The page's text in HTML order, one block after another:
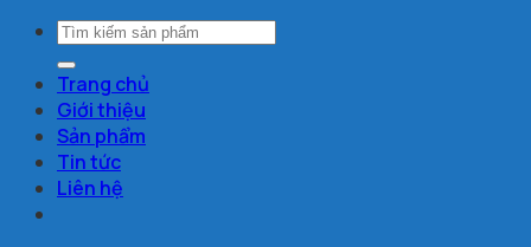
Tìm
kiếm:
Trang chủ
Giới thiệu
Sản phẩm
Tin tức
Liên hệ